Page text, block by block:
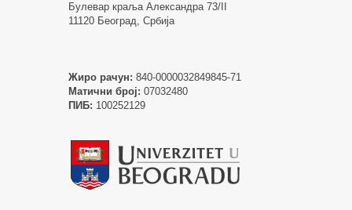
Булевар краља Александра 73/II
11120 Београд, Србија
Жиро рачун: 840-0000032849845-71
Матични број: 07032480
ПИБ: 100252129